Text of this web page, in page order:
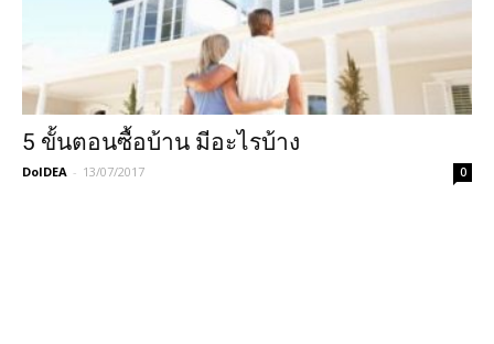
5 ขั้นตอนซื้อบ้าน มีอะไรบ้าง
DoIDEA - 13/07/2017 0